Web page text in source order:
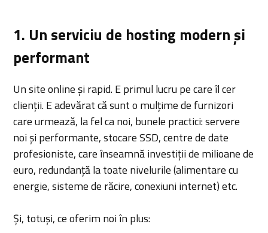
1. Un serviciu de hosting modern și
performant
Un site online și rapid. E primul lucru pe care îl cer
clienții. E adevărat că sunt o mulțime de furnizori
care urmează, la fel ca noi, bunele practici: servere
noi și performante, stocare SSD, centre de date
profesioniste, care înseamnă investiții de milioane de
euro, redundanță la toate nivelurile (alimentare cu
energie, sisteme de răcire, conexiuni internet) etc.
Și, totuși, ce oferim noi în plus: